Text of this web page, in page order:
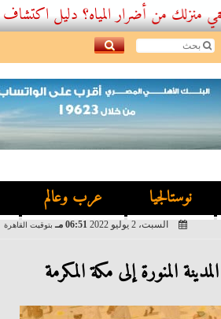
المياه؟ دليل اكتشاف التسربات
نوستالجيا عرب وعالم
السبت، 2 يوليو 2022 06:51 مـ بتوقيت القاهرة
المنورة إلى مكة المكرمة